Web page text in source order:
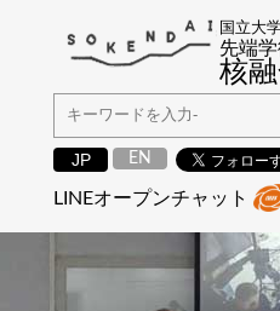
国立大
先端
核
JP EN
LINEオープンチャット